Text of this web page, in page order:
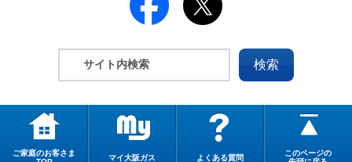
ご家庭のお客さま
マイ大阪ガス よくある質問
このページの